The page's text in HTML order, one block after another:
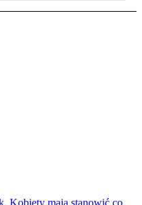
Kobiety mają stanowić co